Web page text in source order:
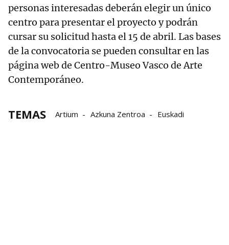
personas interesadas deberán elegir un único
centro para presentar el proyecto y podrán
cursar su solicitud hasta el 15 de abril. Las bases
de la convocatoria se pueden consultar en las
página web de Centro-Museo Vasco de Arte
Contemporáneo.
TEMAS Artium Azkuna Zentroa Euskadi